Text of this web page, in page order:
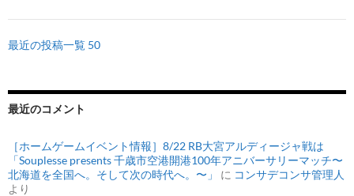
最近の投稿一覧 50
最近のコメント
［ホームゲームイベント情報］8/22 RB大宮アルディージャ戦は
「Souplesse presents 千歳市空港開港100年アニバーサリーマッチ〜
北海道を全国へ。そして次の時代へ。〜」
に コンサデコンサ管理人
より